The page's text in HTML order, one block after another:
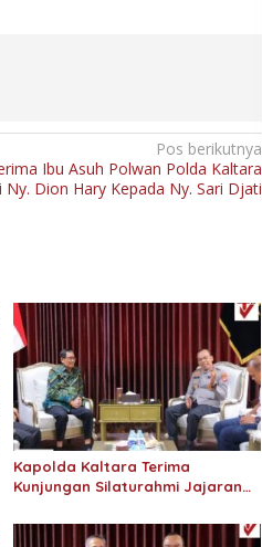
Pos berikutnya
Ibu Asuh Polwan Polda Kaltara
Ny. Dion Hary Kepada Ny. Sari Djati
Kapolda Kaltara Terima
Kunjungan Silaturahmi Jajaran